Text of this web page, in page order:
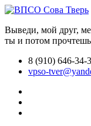
Выведи, мой друг,
ты и потом
8 (910) 646-34-
vpso-